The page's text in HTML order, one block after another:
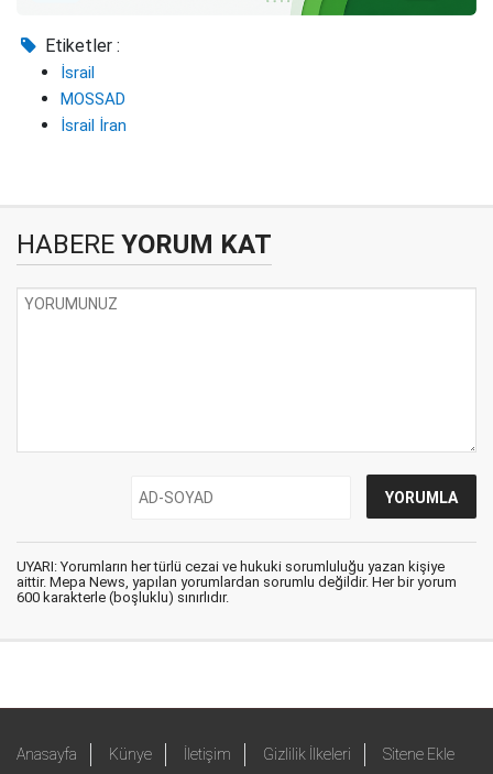
Etiketler :
İsrail
MOSSAD
İsrail İran
HABERE YORUM KAT
UYARI: Yorumların her türlü cezai ve hukuki sorumluluğu yazan kişiye
aittir. Mepa News, yapılan yorumlardan sorumlu değildir. Her bir yorum
600 karakterle (boşluklu) sınırlıdır.
Anasayfa Künye İletişim Gizlilik İlkeleri Sitene Ekle